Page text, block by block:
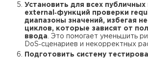
Установить для всех публичных
external‑функций проверки
диапазоны значений, избегая
циклов, которые зависят от
ввода. Это помогает уменьшить
DoS‑сценариев и некорректных
Подготовить систему